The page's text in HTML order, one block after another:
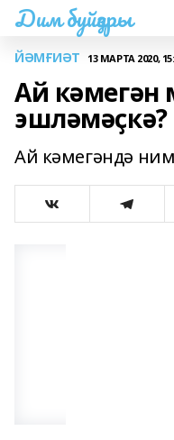
Дим буйҙары
ЙӘМҒИӘТ 13 МАРТА 2020,
Ай кәмегән
эшләмәҫкә?
Ай кәмегәндә